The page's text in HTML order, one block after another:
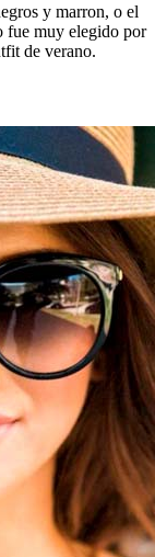
y marron, o el
fue muy elegido por
de verano.